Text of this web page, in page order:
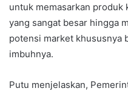
untuk memasarkan produk
yang sangat besar hingga
potensi market khususnya
imbuhnya.
Putu menjelaskan,